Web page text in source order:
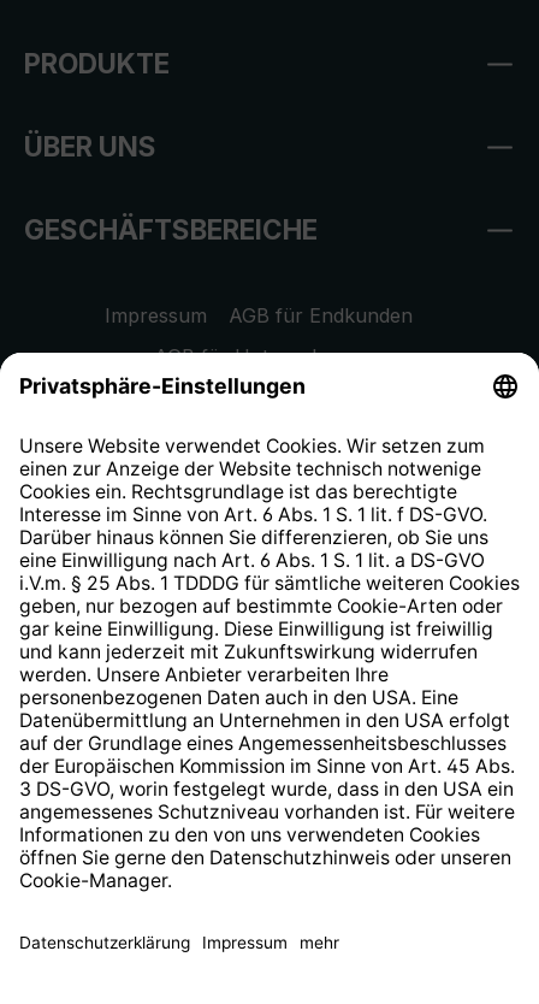
PRODUKTE
ÜBER UNS
GESCHÄFTSBEREICHE
Impressum
AGB für Endkunden
AGB für Unternehmen
Datenschutzhinweis
Widerrufsrecht
Hinweisgeberschutzsystem
Barrierefreiheit
* Alle Preise inkl. gesetzl. Mehrwertsteuer zzgl.
anders angegeben.